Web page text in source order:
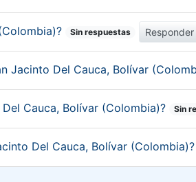
Sin respuestas Responder
Jacinto Del Cauca, Bolívar
Cauca, Bolívar (Colombia)? Sin
Del Cauca, Bolívar (Colombia)?